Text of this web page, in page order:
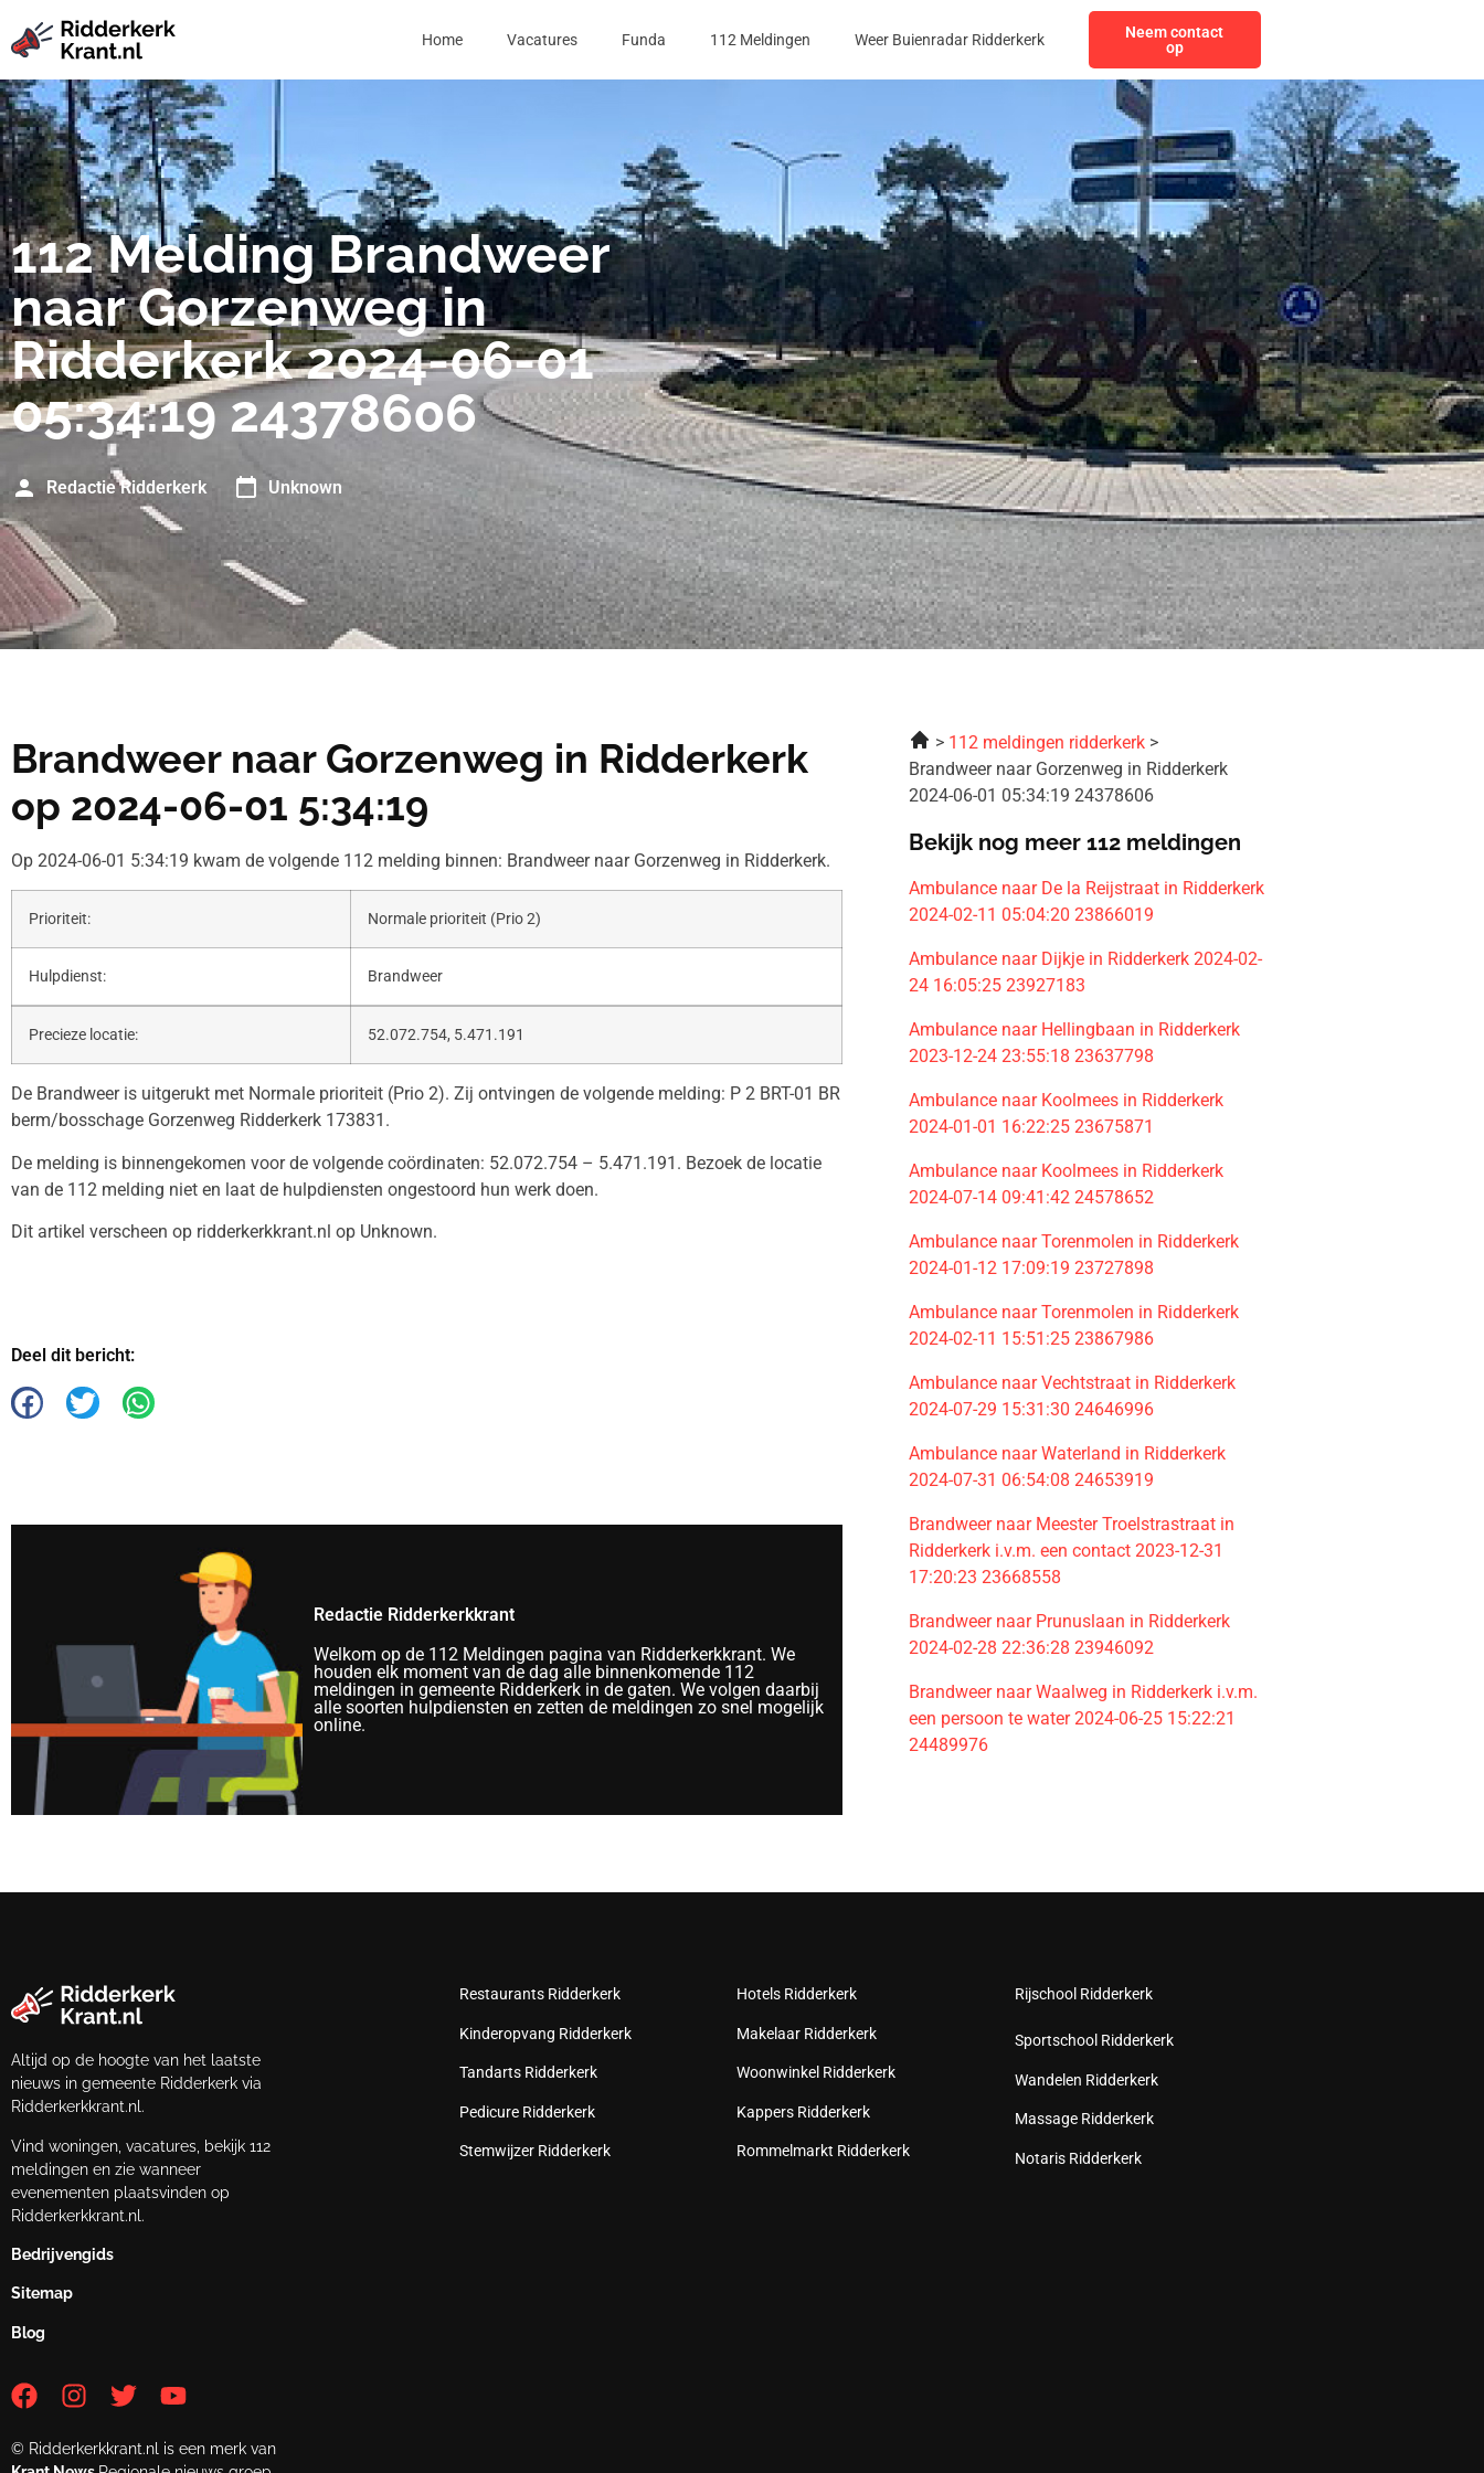
Home Vacatures Funda 112 Meldingen Weer Buienradar Ridderkerk
Neem contact
op
112 Melding Brandweer
naar Gorzenweg in
Ridderkerk 2024-06-01
05:34:19 24378606
Redactie Ridderkerk Unknown
Brandweer naar Gorzenweg in Ridderkerk
op 2024-06-01 5:34:19
Op 2024-06-01 5:34:19 kwam de volgende 112 melding binnen: Brandweer naar Gorzenweg in Ridderkerk.
Prioriteit: Normale prioriteit (Prio 2)
Hulpdienst: Brandweer
Precieze locatie: 52.072.754, 5.471.191
De Brandweer is uitgerukt met Normale prioriteit (Prio 2). Zij ontvingen de volgende melding: P 2 BRT-01 BR
berm/bosschage Gorzenweg Ridderkerk 173831.
De melding is binnengekomen voor de volgende coördinaten: 52.072.754 – 5.471.191. Bezoek de locatie
van de 112 melding niet en laat de hulpdiensten ongestoord hun werk doen.
Dit artikel verscheen op ridderkerkkrant.nl op Unknown.
Deel dit bericht:
Redactie Ridderkerkkrant
Welkom op de 112 Meldingen pagina van Ridderkerkkrant. We
houden elk moment van de dag alle binnenkomende 112
meldingen in gemeente Ridderkerk in de gaten. We volgen daarbij
alle soorten hulpdiensten en zetten de meldingen zo snel mogelijk
online.
112 meldingen ridderkerk
Brandweer naar Gorzenweg in Ridderkerk
2024-06-01 05:34:19 24378606
Bekijk nog meer 112 meldingen
Ambulance naar De la Reijstraat in Ridderkerk
2024-02-11 05:04:20 23866019
Ambulance naar Dijkje in Ridderkerk 2024-02-
24 16:05:25 23927183
Ambulance naar Hellingbaan in Ridderkerk
2023-12-24 23:55:18 23637798
Ambulance naar Koolmees in Ridderkerk
2024-01-01 16:22:25 23675871
Ambulance naar Koolmees in Ridderkerk
2024-07-14 09:41:42 24578652
Ambulance naar Torenmolen in Ridderkerk
2024-01-12 17:09:19 23727898
Ambulance naar Torenmolen in Ridderkerk
2024-02-11 15:51:25 23867986
Ambulance naar Vechtstraat in Ridderkerk
2024-07-29 15:31:30 24646996
Ambulance naar Waterland in Ridderkerk
2024-07-31 06:54:08 24653919
Brandweer naar Meester Troelstrastraat in
Ridderkerk i.v.m. een contact 2023-12-31
17:20:23 23668558
Brandweer naar Prunuslaan in Ridderkerk
2024-02-28 22:36:28 23946092
Brandweer naar Waalweg in Ridderkerk i.v.m.
een persoon te water 2024-06-25 15:22:21
24489976
Altijd op de hoogte van het laatste
nieuws in gemeente Ridderkerk via
Ridderkerkkrant.nl.
Vind woningen, vacatures, bekijk 112
meldingen en zie wanneer
evenementen plaatsvinden op
Ridderkerkkrant.nl.
Bedrijvengids
Sitemap
Blog
© Ridderkerkkrant.nl is een merk van
Restaurants Ridderkerk
Kinderopvang Ridderkerk
Tandarts Ridderkerk
Pedicure Ridderkerk
Stemwijzer Ridderkerk
Hotels Ridderkerk
Makelaar Ridderkerk
Woonwinkel Ridderkerk
Kappers Ridderkerk
Rommelmarkt Ridderkerk
Rijschool Ridderkerk
Sportschool Ridderkerk
Wandelen Ridderkerk
Massage Ridderkerk
Notaris Ridderkerk